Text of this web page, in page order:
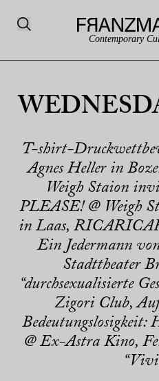
Contemporary
T-shirt-
Agnes Heller in
Weigh Staion
PLEASE! @ Weigh
in Laas,
Ein Jedermann
Stadttheater
“durchsexualisierte
Zigori Club, Auf
@ Ex-Astra Kino,